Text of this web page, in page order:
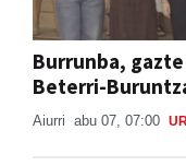
Burrunba,
Beterri-
Aiurri abu 07, 07:00